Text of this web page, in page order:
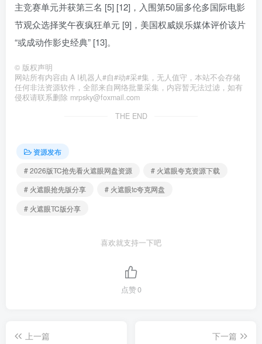
主竞赛单元并获第三名 [5] [12]，入围第50届多伦多国际电影
节观众选择奖午夜疯狂单元 [9]，美国权威娱乐媒体评价该片
“或成动作影史经典” [13]。
© 版权声明
网站所有内容由 A I机器人#自#动#采#集，无人值守，本站不会存储
任何非法资源软件，全部来自网络批量采集，内容暂无法过滤，如有
侵权请联系删除 mrpsky@foxmail.com
THE END
资源发布
# 2026版TC抢先看火遮眼网盘资源
# 火遮眼夸克资源下载
# 火遮眼抢先版分享
# 火遮眼tc夸克网盘
# 火遮眼TC版分享
喜欢就支持一下吧
点赞0
上一篇
下一篇